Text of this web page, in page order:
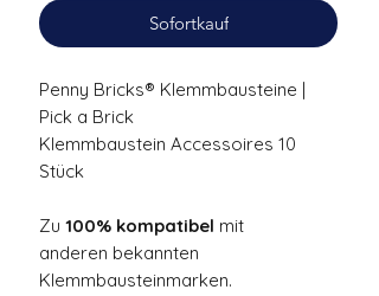
Sofortkauf
Penny Bricks® Klemmbausteine |
Pick a Brick
Klemmbaustein Accessoires 10
Stück
Zu 100% kompatibel mit
anderen bekannten
Klemmbausteinmarken.